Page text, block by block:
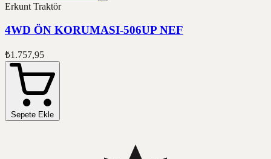
Erkunt Traktör
4WD ÖN KORUMASI-506UP NEF
₺1.757,95
Sepete Ekle